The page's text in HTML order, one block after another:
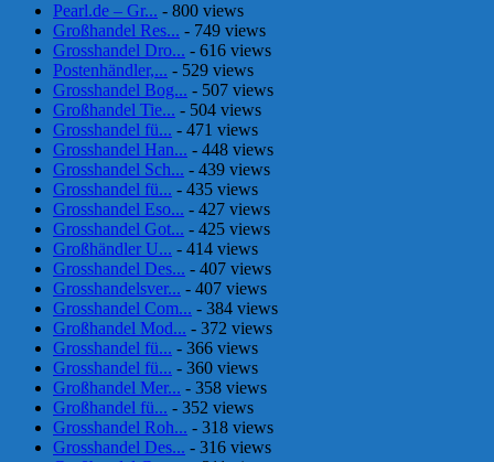
Pearl.de – Gr... - 800 views
Großhandel Res... - 749 views
Grosshandel Dro... - 616 views
Postenhändler,... - 529 views
Grosshandel Bog... - 507 views
Großhandel Tie... - 504 views
Grosshandel fü... - 471 views
Grosshandel Han... - 448 views
Grosshandel Sch... - 439 views
Grosshandel fü... - 435 views
Grosshandel Eso... - 427 views
Grosshandel Got... - 425 views
Großhändler U... - 414 views
Grosshandel Des... - 407 views
Grosshandelsver... - 407 views
Grosshandel Com... - 384 views
Großhandel Mod... - 372 views
Grosshandel fü... - 366 views
Grosshandel fü... - 360 views
Großhandel Mer... - 358 views
Großhandel fü... - 352 views
Grosshandel Roh... - 318 views
Grosshandel Des... - 316 views